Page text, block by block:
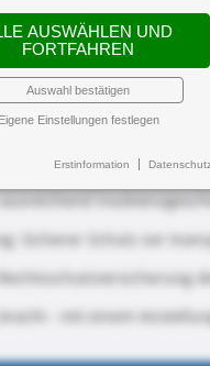
AUSWÄHLEN UND
FORTFAHREN
Auswahl bestätigen
Eigene Einstellungen festlegen
Erstinformation
Sicherer Schutz vor
- mit einem